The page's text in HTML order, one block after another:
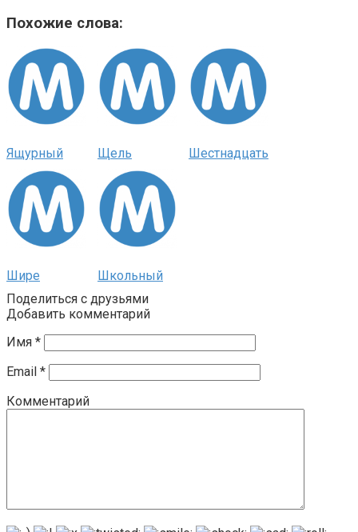
Похожие слова:
Ящурный Щель Шестнадцать
Шире
Школьный
Поделиться с друзьями
Добавить комментарий
Имя *
Email *
Комментарий